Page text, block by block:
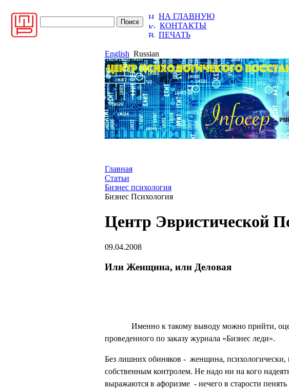
НА ГЛАВНУЮ
КОНТАКТЫ
ПЕЧАТЬ
English Russian
Главная
Статьи
Бизнес психология
Бизнес Психология
Центр Эвристической
09.04.2008
Или Женщина, или Деловая
Именно к такому выводу можно прийти,
проведенного по заказу журнала «Бизнес леди».
Без лишних обиняков - женщина,
собственным контролем. Не надо ни на кого
выражаются в афоризме - нечего в старости